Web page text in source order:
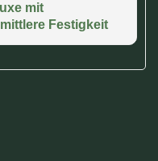
mit
Festigkeit